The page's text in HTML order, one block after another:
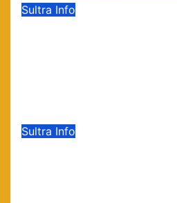
Sultra Info
Sultra Info